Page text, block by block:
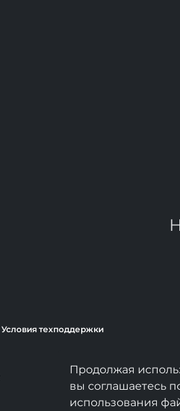
Условия техподдержки
Продолжая
вы соглашаетесь
использования